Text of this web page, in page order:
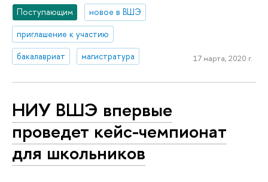
Поступающим
новое в ВШЭ
приглашение к участию
бакалавриат
магистратура 17 марта, 2020 г.
НИУ ВШЭ впервые
проведет кейс-чемпионат
для школьников